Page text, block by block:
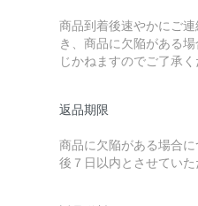
商品到着後速やかにご
き、商品に欠陥がある
じかねますのでご了承く
返品期限
商品に欠陥がある場合
後７日以内とさせていた